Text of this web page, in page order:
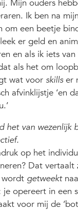
Mijn ouders
Ik ben na
om een beetje
er geld en
en als ik iets
als het om
wat voor skillser
afvinklijstje ‘en
het van wezenlijk
op het
Dat vertaalt
wordt getweekt
je opereert in een
voor mij de